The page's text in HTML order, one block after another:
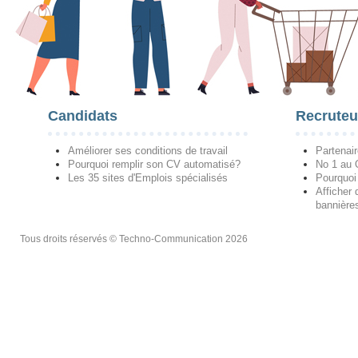
Candidats
Améliorer ses conditions de travail
Pourquoi remplir son CV automatisé?
Les 35 sites d'Emplois spécialisés
No 1 au
Afficher
Tous droits réservés © Techno-Communication 2026